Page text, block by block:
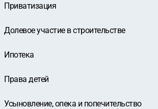
Приватизация
Долевое участие в строительстве
Ипотека
Права детей
Усыновление, опека и попечительство